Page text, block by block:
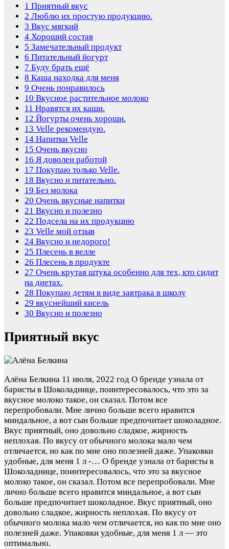
1 Приятный вкус
2 Люблю их простую продукцию.
3 Вкус мягкий
4 Хороший состав
5 Замечательный продукт
6 Питательный йогурт
7 Буду брать ещё
8 Каша находка для меня
9 Очень понравилось
10 Вкусное растительное молоко
11 Нравятся их каши.
12 Йогурты очень хороши.
13 Velle рекомендую.
14 Напитки Velle
15 Очень вкусно
16 Я доволен работой
17 Покупаю только Velle.
18 Вкусно и питательно.
19 Без молока
20 Очень вкусные напитки
21 Вкусно и полезно
22 Подсела на их продукцию
23 Velle мой отзыв
24 Вкусно и недорого!
25 Плесень в велле
26 Плесень в продукте
27 Очень крутая штука особенно для тех, кто сидит
на диетах.
28 Покупаю детям в виде завтрака в школу
29 вкуснейший кисель
30 Вкусно и полезно
Приятный вкус
Алёна Белкина 11 июля, 2022 год О бренде узнала от
баристы в Шоколаднице, поинтересовалось, что это за
вкусное молоко такое, он сказал. Потом все
перепробовали. Мне лично больше всего нравится
миндальное, а вот сын больше предпочитает шоколадное.
Вкус приятный, оно довольно сладкое, жирность
неплохая. По вкусу от обычного молока мало чем
отличается, но как по мне оно полезней даже. Упаковки
удобные, для меня 1 л -… О бренде узнала от баристы в
Шоколаднице, поинтересовалось, что это за вкусное
молоко такое, он сказал. Потом все перепробовали. Мне
лично больше всего нравится миндальное, а вот сын
больше предпочитает шоколадное. Вкус приятный, оно
довольно сладкое, жирность неплохая. По вкусу от
обычного молока мало чем отличается, но как по мне оно
полезней даже. Упаковки удобные, для меня 1 л — это
оптимально.